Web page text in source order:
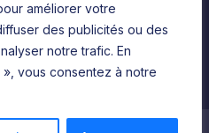
améliorer votre
des publicités ou des
notre trafic. En
vous consentez à notre